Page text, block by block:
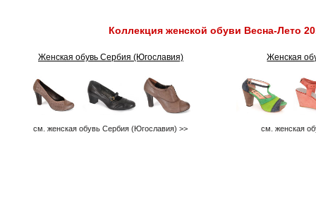
Коллекция женской обуви Весна-Лето
Женская обувь Сербия (Югославия) Женская
см. женская обувь Сербия (Югославия) >> см. женская